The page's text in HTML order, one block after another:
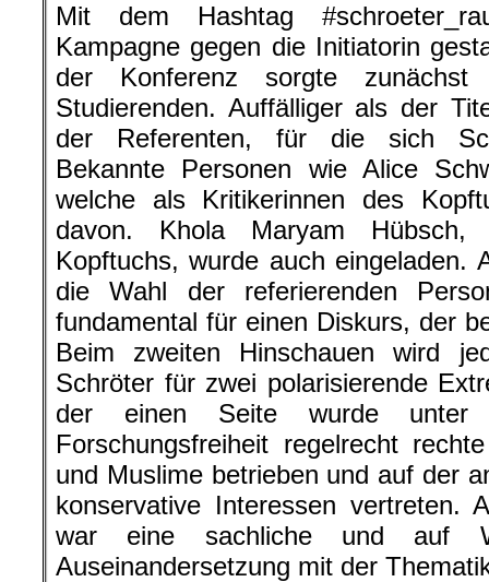
Mit dem Hashtag
Kampagne gegen die Initiatorin
der Konferenz sorgte
Studierenden. Auffälliger als der
der Referenten, für die sich
Bekannte Personen wie Alice
welche als Kritikerinnen des
davon. Khola Maryam Hübsch,
Kopftuchs, wurde auch eingeladen.
die Wahl der referierenden
fundamental für einen Diskurs, der
Beim zweiten Hinschauen wird
Schröter für zwei polarisierende
der einen Seite wurde unter
Forschungsfreiheit regelrecht
und Muslime betrieben und auf der
konservative Interessen vertreten.
war eine sachliche und auf
Auseinandersetzung mit der